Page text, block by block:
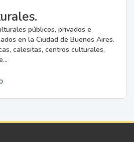
públicos, privados e
en la Ciudad de Buenos Aires.
calesitas, centros culturales,